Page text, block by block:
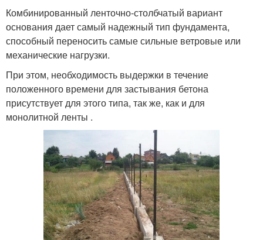
Комбинированный ленточно-столбчатый вариант
основания дает самый надежный тип фундамента,
способный переносить самые сильные ветровые или
механические нагрузки.
При этом, необходимость выдержки в течение
положенного времени для застывания бетона
присутствует для этого типа, так же, как и для
монолитной ленты .